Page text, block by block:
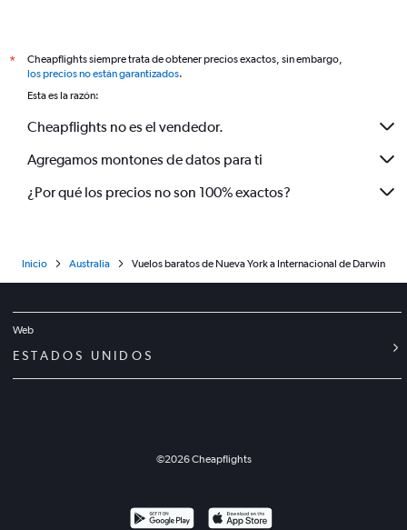
*
Cheapflights siempre trata de obtener precios exactos, sin embargo,
los precios no están garantizados.
Esta es la razón:
Cheapflights no es el vendedor.
Agregamos montones de datos para ti
¿Por qué los precios no son 100% exactos?
Inicio Australia Vuelos baratos de Nueva York a Internacional de Darwin
Web
ESTADOS UNIDOS
©2026Cheapflights